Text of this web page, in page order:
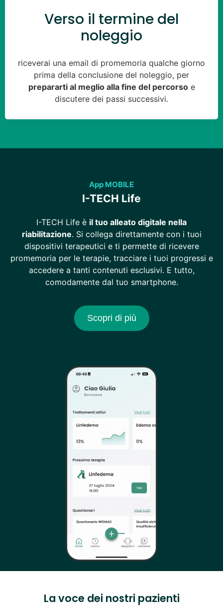
Verso il termine del
noleggio
riceverai una email di promemoria qualche giorno
prima della conclusione del noleggio, per
prepararti al meglio alla fine del percorsoe
discutere dei passi successivi.
App MOBILE
I-TECH Life
I-TECH Life è il tuo alleato digitale nella
riabilitazione. Si collega direttamente con i tuoi
dispositivi terapeutici e ti permette di ricevere
promemoria per le terapie, tracciare i tuoi progressi e
accedere a tanti contenuti esclusivi. E tutto,
comodamente dal tuo smartphone.
Scopri di più
La voce dei nostri pazienti